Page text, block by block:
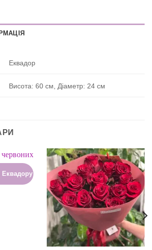
Еквадор
Висота: 60 см, Діаметр: 24 см
Еквадору